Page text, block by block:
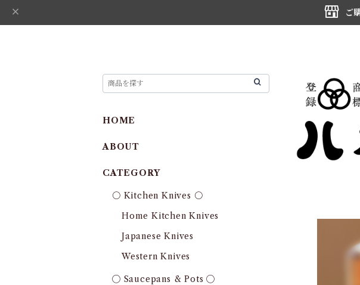
ご
HOME
ABOUT
CATEGORY
〇 Kitchen Knives 〇
Home Kitchen Knives
Japanese Knives
Western Knives
◯ Saucepans & Pots ◯